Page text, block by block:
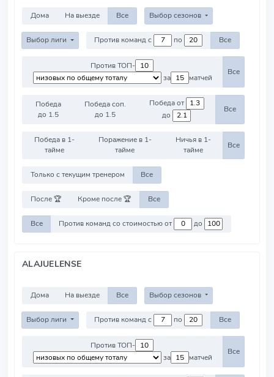
Дома На выезде Все Выбор сезонов
Выбор лиги Против команд с по Все
Против ТОП-
за
матчей
Все
Победа
до 1.5
Победа соп.
до 1.5
Победа от
до
Все
Победа в 1-
тайме
Поражение в 1-
тайме
Ничья в 1-
тайме
Все
Только с текущим тренером Все
После 🏆 Кроме после 🏆 Все
Все Против команд со стоимостью от до
ALAJUELENSE
Дома На выезде Все Выбор сезонов
Выбор лиги Против команд с по Все
Против ТОП-
за
матчей
Все